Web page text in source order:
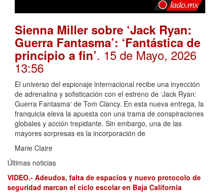
Sienna Miller sobre ‘Jack Ryan:
Guerra Fantasma’: ‘Fantástica de
principio a fin’. 15 de Mayo, 2026
13:56
El universo del espionaje internacional recibe una inyección
de adrenalina y sofisticación con el estreno de ‘Jack Ryan:
Guerra Fantasma‘ de Tom Clancy. En esta nueva entrega, la
franquicia eleva la apuesta con una trama de conspiraciones
globales y acción trepidante. Sin embargo, una de las
mayores sorpresas es la incorporación de
Marie Claire
Últimas noticias
VIDEO.- Adeudos, falta de espacios y nuevo protocolo de
seguridad marcan el ciclo escolar en Baja California